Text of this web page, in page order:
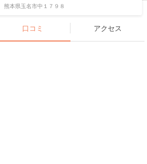
熊本県玉名市中１７９８
口コミ アクセス